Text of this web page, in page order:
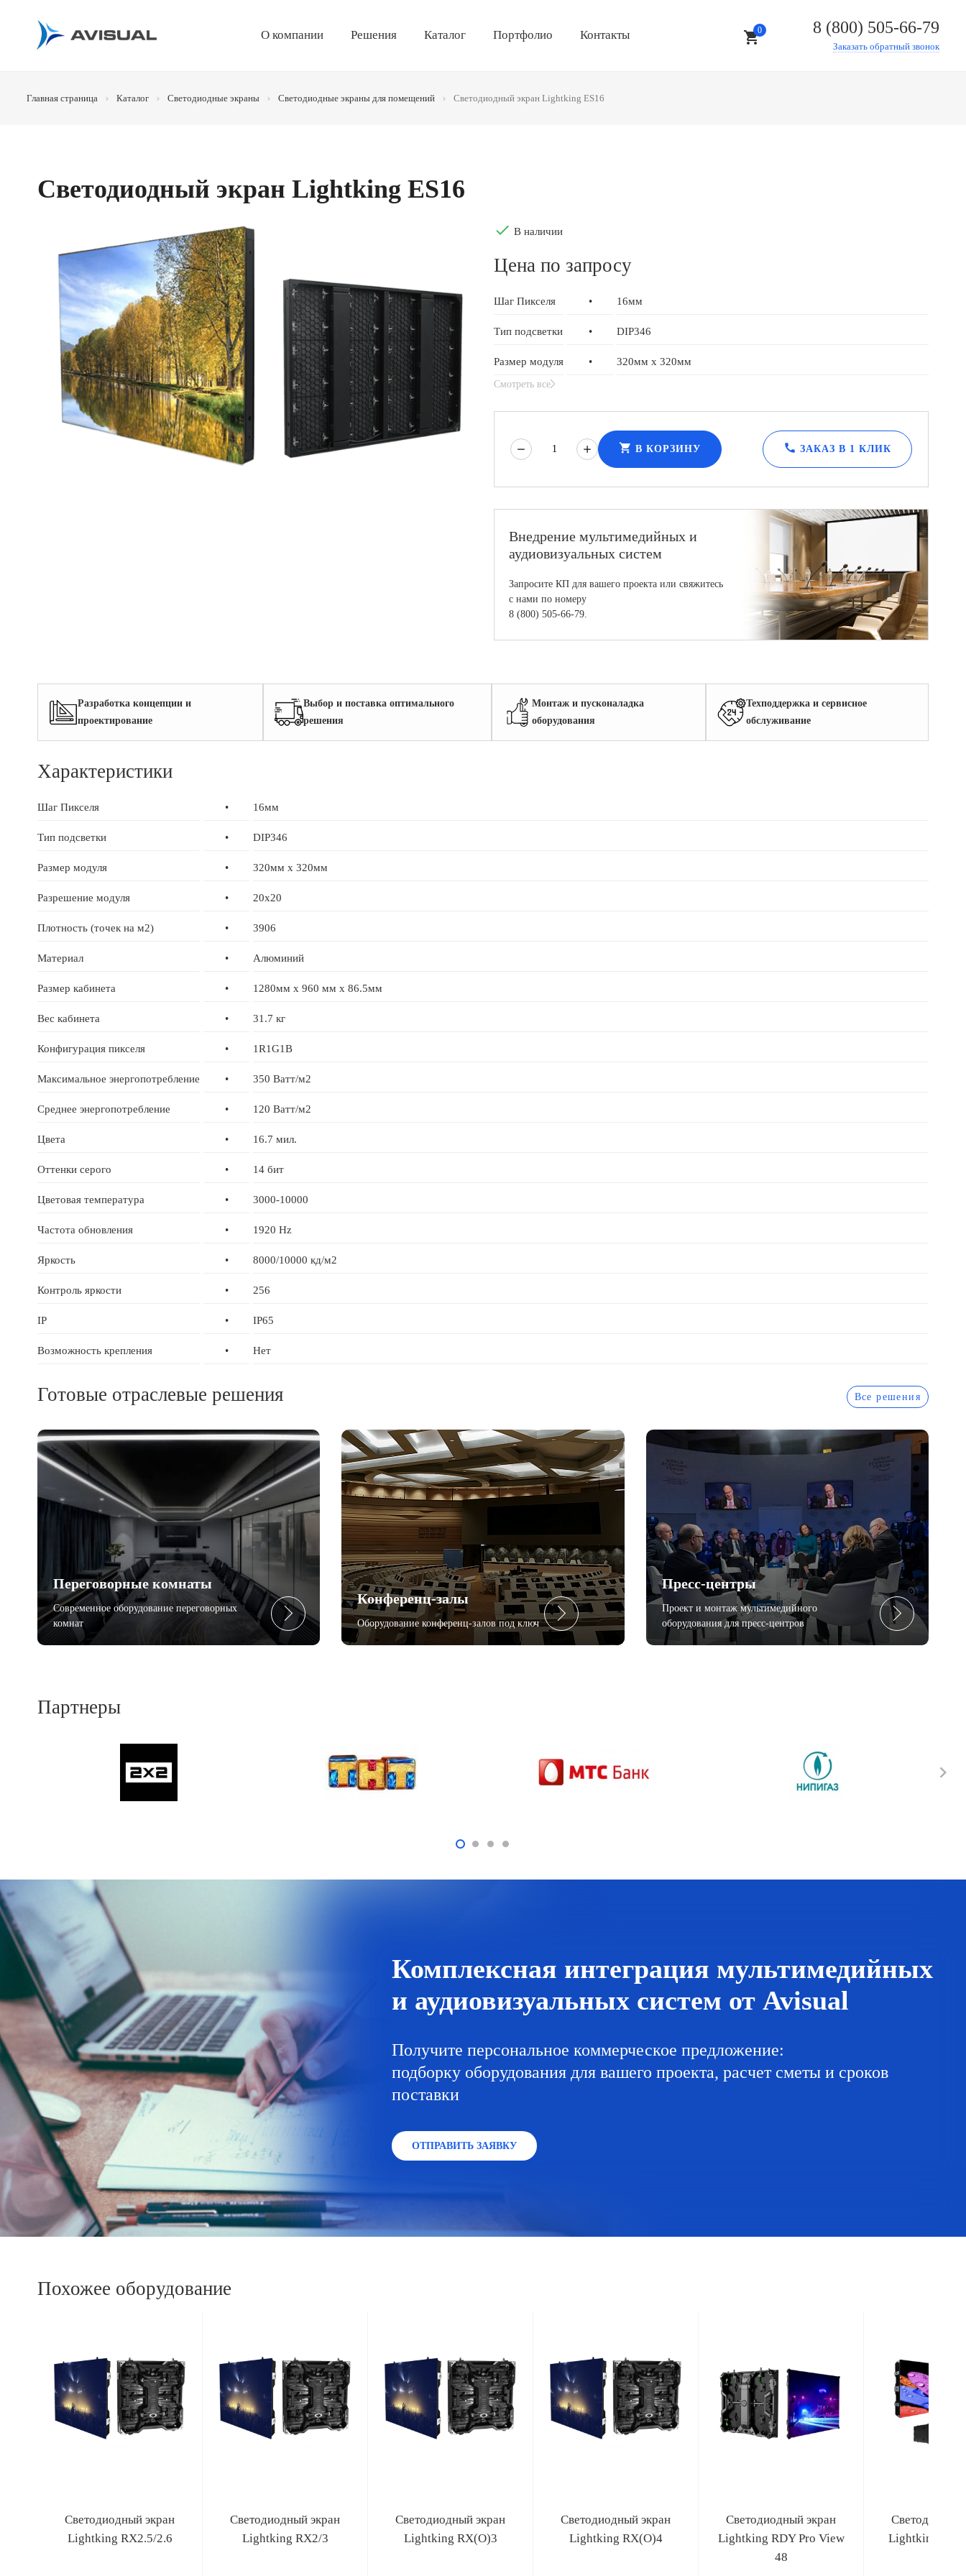
О компании Решения Каталог Портфолио Контакты shopping_cart0 8 (800) 505-66-79
Заказать обратный звонок
Главная страница Каталог Светодиодные экраны Светодиодные экраны для помещений Светодиодный экран Lightking ES16
Светодиодный экран Lightking ES16
done В наличии
Цена по запросу
Шаг Пикселя • 16мм
Тип подсветки • DIP346
Размер модуля • 320мм x 320мм
Смотреть все
shopping_cart В КОРЗИНУ call ЗАКАЗ В 1 КЛИК
Внедрение мультимедийных и
аудиовизуальных систем
Запросите КП для вашего проекта или свяжитесь
с нами по номеру
8 (800) 505-66-79.
Разработка концепции и
проектирование
Выбор и поставка оптимального
решения
Монтаж и пусконаладка
оборудования
Техподдержка и сервисное
обслуживание
Характеристики
Шаг Пикселя • 16мм
Тип подсветки • DIP346
Размер модуля • 320мм x 320мм
Разрешение модуля • 20x20
Плотность (точек на м2) • 3906
Материал • Алюминий
Размер кабинета • 1280мм x 960 мм x 86.5мм
Вес кабинета • 31.7 кг
Конфигурация пикселя • 1R1G1B
Максимальное энергопотребление • 350 Ватт/м2
Среднее энергопотребление • 120 Ватт/м2
Цвета • 16.7 мил.
Оттенки серого • 14 бит
Цветовая температура • 3000-10000
Частота обновления • 1920 Hz
Яркость • 8000/10000 кд/м2
Контроль яркости • 256
IP • IP65
Возможность крепления • Нет
Готовые отраслевые решения Все решения
Переговорные комнаты
Современное оборудование переговорных
комнат
Конференц-залы
Оборудование конференц-залов под ключ
Пресc-центры
Проект и монтаж мультимедийного
оборудования для пресс-центров
Партнеры
Комплексная интеграция мультимедийных
и аудиовизуальных систем от Avisual
Получите персональное коммерческое предложение:
подборку оборудования для вашего проекта, расчет сметы и сроков
поставки
ОТПРАВИТЬ ЗАЯВКУ
Похожее оборудование
Светодиодный экран
Lightking RX2.5/2.6
Светодиодный экран
Lightking RX2/3
Светодиодный экран
Lightking RX(O)3
Светодиодный экран
Lightking RX(O)4
Светодиодный экран
Lightking RDY Pro View
48
Lightking